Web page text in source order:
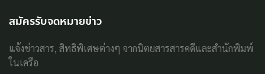
สมัครรับจดหมายข่าว
แจ้งข่าวสาร, สิทธิพิเศษต่างๆ จากนิตยสารสารคดีและสำนักพิมพ์
ในเครือ